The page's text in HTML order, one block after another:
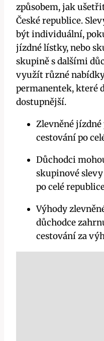
způsobem, jak
České republice.
být individuální,
jízdné lístky, nebo
skupině s dalšími
využít různé
permanentek, které
dostupnější.
Zlevněné
cestování po
Důchodci
skupinové
po celé
Výhody
důchodce
cestování za